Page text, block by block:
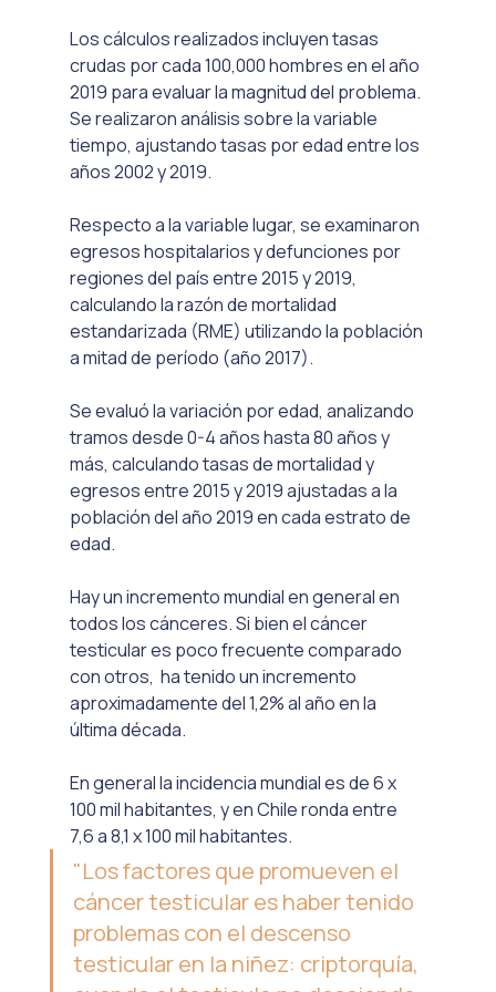
Los cálculos realizados incluyen tasas
crudas por cada 100,000 hombres en el año
2019 para evaluar la magnitud del problema.
Se realizaron análisis sobre la variable
tiempo, ajustando tasas por edad entre los
años 2002 y 2019.
Respecto a la variable lugar, se examinaron
egresos hospitalarios y defunciones por
regiones del país entre 2015 y 2019,
calculando la razón de mortalidad
estandarizada (RME) utilizando la población
a mitad de período (año 2017).
Se evaluó la variación por edad, analizando
tramos desde 0-4 años hasta 80 años y
más, calculando tasas de mortalidad y
egresos entre 2015 y 2019 ajustadas a la
población del año 2019 en cada estrato de
edad.
Hay un incremento mundial en general en
todos los cánceres. Si bien el cáncer
testicular es poco frecuente comparado
con otros,  ha tenido un incremento
aproximadamente del 1,2% al año en la
última década.
En general la incidencia mundial es de 6 x
100 mil habitantes, y en Chile ronda entre
7,6 a 8,1 x 100 mil habitantes.
"Los factores que promueven el
cáncer testicular es haber tenido
problemas con el descenso
testicular en la niñez: criptorquía,